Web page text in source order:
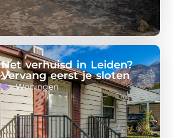
Net verhuisd in Leiden?
Vervang eerst je sloten
Woningen